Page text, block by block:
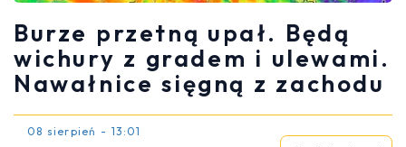
Burze przetną upał. Będą
wichury z gradem i ulewami.
Nawałnice sięgną z zachodu
08 sierpień - 13:01